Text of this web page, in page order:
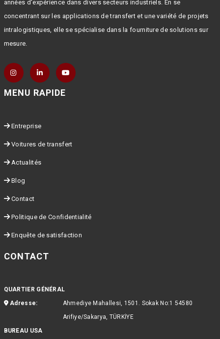
années d'expérience dans divers secteurs industriels. En se
concentrant sur les applications de transfert et une variété de projets
intralogistiques, elle se spécialise dans la fourniture de solutions sur
mesure.
MENU RAPIDE
Entreprise
Voitures de transfert
Actualités
Blog
Contact
Politique de Confidentialité
Enquête de satisfaction
CONTACT
QUARTIER GÉNÉRAL
Adresse:
Ahmediye Mahallesi, 1501. Sokak No:1 54580
Arifiye/Sakarya, TÜRKİYE
BUREAU USA